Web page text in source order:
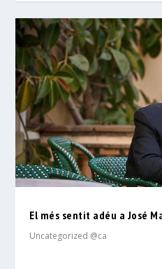
El més sentit adéu a José
Uncategorized @ca